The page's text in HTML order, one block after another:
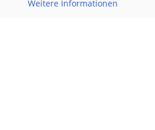
Weitere Informationen